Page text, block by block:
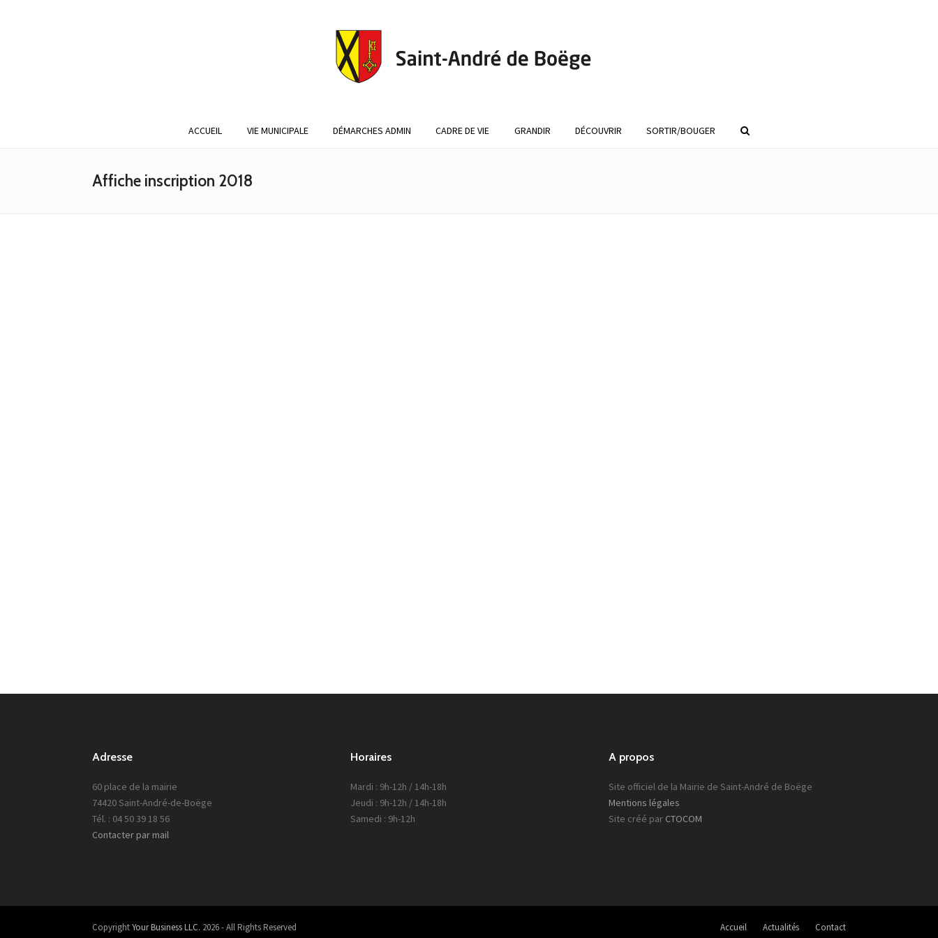
ACCUEIL VIE MUNICIPALE DÉMARCHES ADMIN CADRE DE VIE GRANDIR DÉCOUVRIR SORTIR/BOUGER
Affiche inscription 2018
Adresse
60 place de la mairie
74420 Saint-André-de-Boëge
Tél. : 04 50 39 18 56
Contacter par mail
Horaires
Mardi : 9h-12h / 14h-18h
Jeudi : 9h-12h / 14h-18h
Samedi : 9h-12h
A propos
Site officiel de la Mairie de Saint-André de Boëge
Mentions légales
Site créé par CTOCOM
CopyrightYour Business LLC. 2026 - All Rights Reserved Accueil Actualités Contact